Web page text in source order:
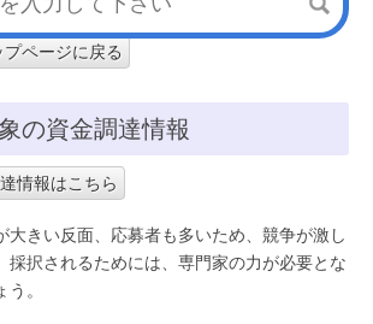
ページに戻る
の資金調達情報
情報はこちら
大きい反面、応募者も多いため、競争が激し
採択されるためには、専門家の力が必要とな
。